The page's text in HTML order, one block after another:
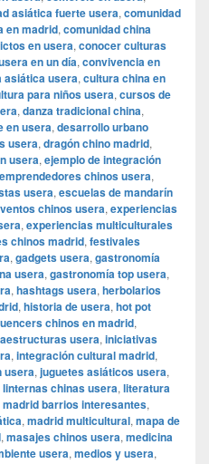
asiática fuerte usera, comunidad
en madrid, comunidad china
en usera, conocer culturas
en un día, convivencia en
asiática usera, cultura china en
para niños usera, cursos de
, danza tradicional china,
en usera, desarrollo urbano
usera, dragón chino madrid,
usera, ejemplo de integración
emprendedores chinos usera,
usera, escuelas de mandarín
chinos usera, experiencias
, experiencias multiculturales
chinos madrid, festivales
, gadgets usera, gastronomía
usera, gastronomía top usera,
, hashtags usera, herbolarios
, historia de usera, hot pot
chinos en madrid,
usera, iniciativas
, integración cultural madrid,
usera, juguetes asiáticos usera,
linternas chinas usera, literatura
madrid barrios interesantes,
, madrid multicultural, mapa de
, masajes chinos usera, medicina
usera, medios y usera,